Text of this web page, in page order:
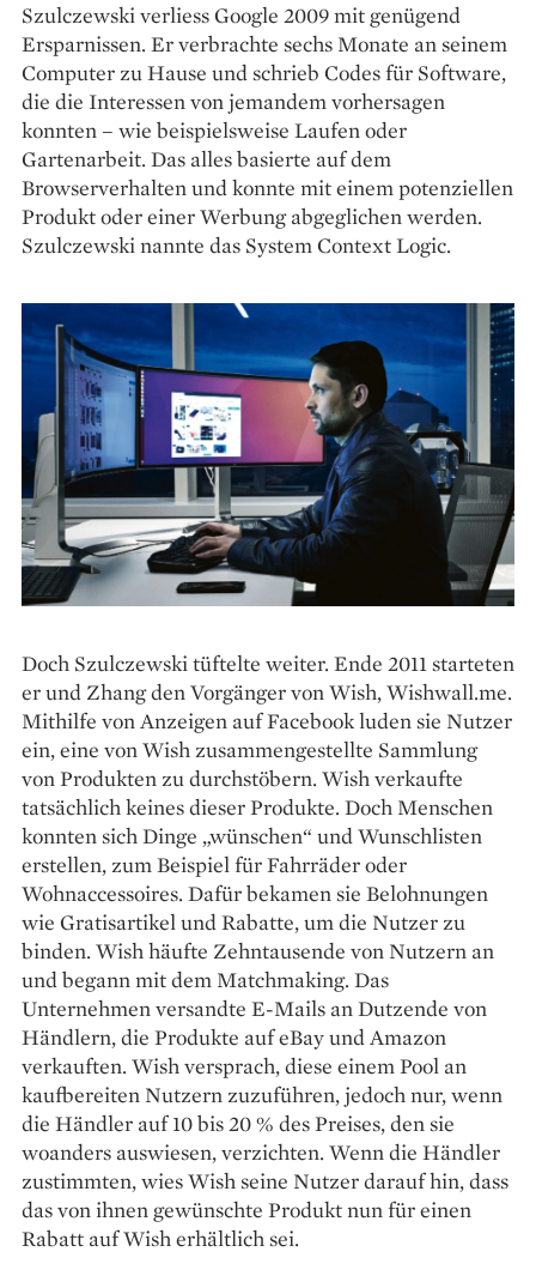
Szulczewski verliess Google 2009 mit genügend
Ersparnissen. Er verbrachte sechs Monate an seinem
Computer zu Hause und schrieb Codes für Software,
die die Interessen von jemandem vorhersagen
konnten – wie beispielsweise Laufen oder
Gartenarbeit. Das alles basierte auf dem
Browserverhalten und konnte mit einem potenziellen
Produkt oder einer Werbung abgeglichen werden.
Szulczewski nannte das System Context Logic.
Doch Szulczewski tüftelte weiter. Ende 2011 starteten
er und Zhang den Vorgänger von Wish, Wishwall.me.
Mithilfe von Anzeigen auf Facebook luden sie Nutzer
ein, eine von Wish zusammengestellte Sammlung
von Produkten zu durchstöbern. Wish verkaufte
tatsächlich keines dieser Produkte. Doch Menschen
konnten sich Dinge „wünschen“ und Wunschlisten
erstellen, zum Beispiel für Fahrräder oder
Wohnaccessoires. Dafür bekamen sie Belohnungen
wie Gratis­artikel und Rabatte, um die Nutzer zu
binden. Wish häufte Zehntausende von Nutzern an
und begann mit dem Matchmaking. Das
Unternehmen versandte E-Mails an Dutzende von
Händlern, die Produkte auf eBay und Amazon
verkauften. Wish versprach, diese einem Pool an
kauf­bereiten Nutzern zuzuführen, jedoch nur, wenn
die Händler auf 10 bis 20 % des Preises, den sie
woanders auswiesen, verzichten. Wenn die Händler
zustimmten, wies Wish seine Nutzer darauf hin, dass
das von ihnen gewünschte Produkt nun für einen
Rabatt auf Wish erhältlich sei.